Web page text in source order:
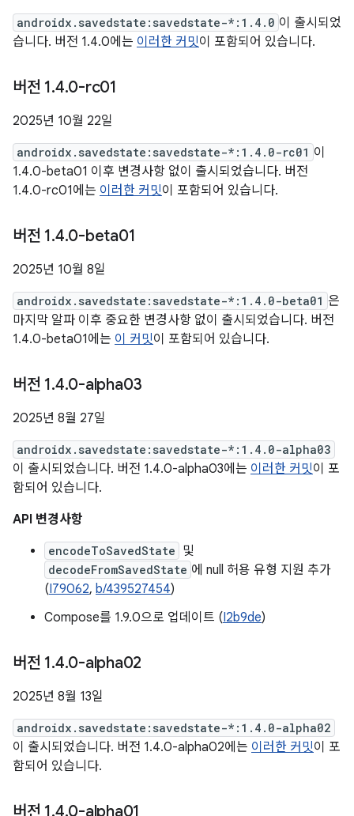
androidx.savedstate:savedstate-*:1.4.0 이 출시되었
습니다. 버전 1.4.0에는 이러한 커밋이 포함되어 있습니다.
버전 1.4.0-rc01
2025년 10월 22일
androidx.savedstate:savedstate-*:1.4.0-rc01 이
1.4.0-beta01 이후 변경사항 없이 출시되었습니다. 버전
1.4.0-rc01에는 이러한 커밋이 포함되어 있습니다.
버전 1.4.0-beta01
2025년 10월 8일
androidx.savedstate:savedstate-*:1.4.0-beta01 은
마지막 알파 이후 중요한 변경사항 없이 출시되었습니다. 버전
1.4.0-beta01에는 이 커밋이 포함되어 있습니다.
버전 1.4.0-alpha03
2025년 8월 27일
androidx.savedstate:savedstate-*:1.4.0-alpha03
이 출시되었습니다. 버전 1.4.0-alpha03에는 이러한 커밋이 포
함되어 있습니다.
API 변경사항
encodeToSavedState 및
decodeFromSavedState 에 null 허용 유형 지원 추가
(I79062, b/439527454)
Compose를 1.9.0으로 업데이트 (I2b9de)
버전 1.4.0-alpha02
2025년 8월 13일
androidx.savedstate:savedstate-*:1.4.0-alpha02
이 출시되었습니다. 버전 1.4.0-alpha02에는 이러한 커밋이 포
함되어 있습니다.
버전 1.4.0-alpha01